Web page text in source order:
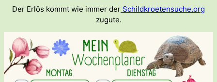
Der Erlös kommt wie immer der Schildkroetensuche.org
zugute.